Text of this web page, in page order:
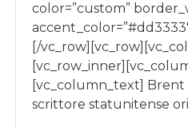
color=”custom”
[/
[vc_column_text] Brent
scrittore statunitense